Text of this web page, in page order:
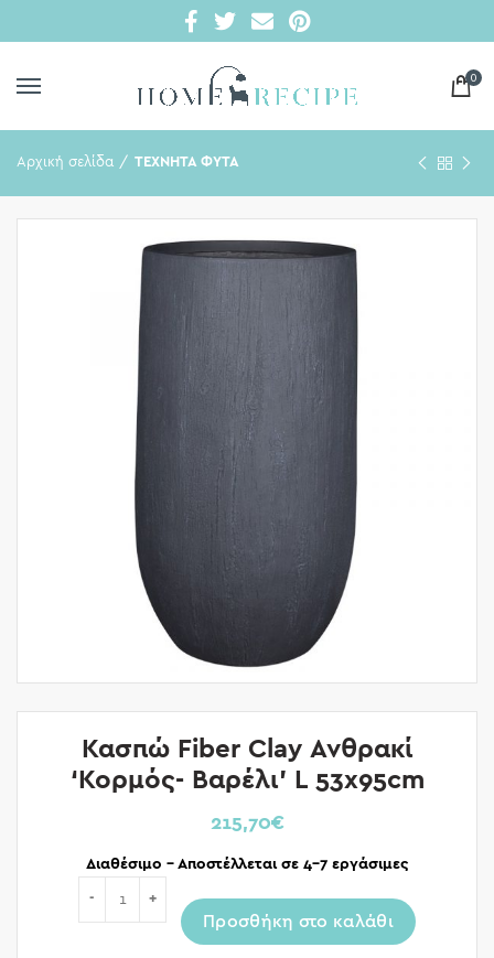
0
Αρχική σελίδα ΤΕΧΝΗΤΑ ΦΥΤΑ
Κασπώ Fiber Clay Ανθρακί
‘Κορμός- Βαρέλι’ L 53x95cm
215,70€
Διαθέσιμο – Αποστέλλεται σε 4-7 εργάσιμες
Προσθήκη στο καλάθι